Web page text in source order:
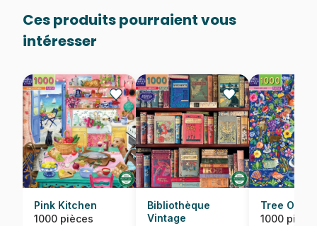
Ces produits pourraient vous
intéresser
Pink Kitchen
1000 pièces
Bibliothèque
Vintage
Tree Of
1000